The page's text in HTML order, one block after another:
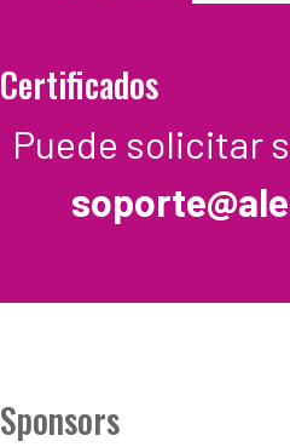
Certificados
Puede solicitar
Sponsors